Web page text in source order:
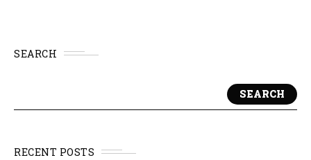
SEARCH
SEARCH
RECENT POSTS